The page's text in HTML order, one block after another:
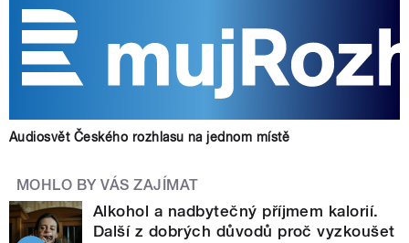
Audiosvět Českého rozhlasu na jednom místě
MOHLO BY VÁS ZAJÍMAT
Alkohol a nadbytečný příjmem kalorií.
Další z dobrých důvodů proč vyzkoušet